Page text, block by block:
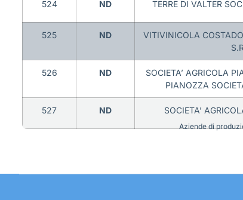
524 ND TERRE DI VALTER
525 ND
VITIVINICOLA
526 ND
SOCIETA’ AGRICOLA
PIANOZZA
527 ND SOCIETA’
Aziende di